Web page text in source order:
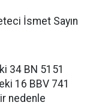
İsmet Sayın
34 BN 5151
16 BBV 741
nedenle